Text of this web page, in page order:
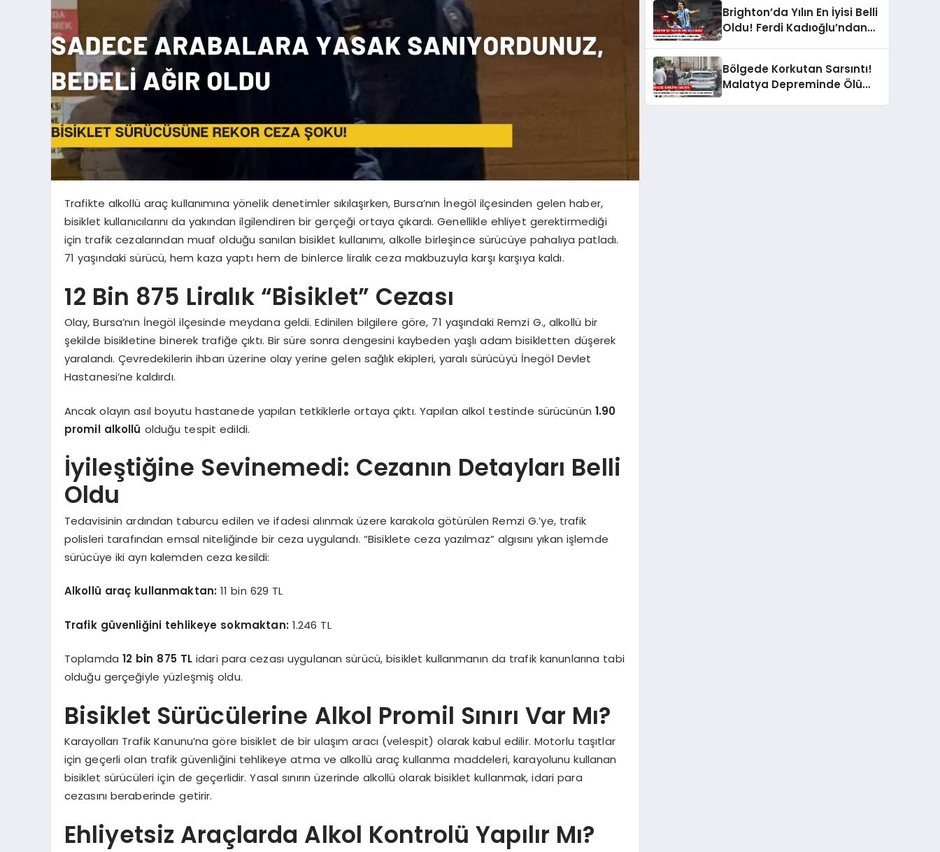
Trafikte alkollü araç kullanımına yönelik denetimler sıkılaşırken, Bursa’nın İnegöl ilçesinden gelen haber,
bisiklet kullanıcılarını da yakından ilgilendiren bir gerçeği ortaya çıkardı. Genellikle ehliyet gerektirmediği
için trafik cezalarından muaf olduğu sanılan bisiklet kullanımı, alkolle birleşince sürücüye pahalıya patladı.
71 yaşındaki sürücü, hem kaza yaptı hem de binlerce liralık ceza makbuzuyla karşı karşıya kaldı.
12 Bin 875 Liralık “Bisiklet” Cezası
Olay, Bursa’nın İnegöl ilçesinde meydana geldi. Edinilen bilgilere göre, 71 yaşındaki Remzi G., alkollü bir
şekilde bisikletine binerek trafiğe çıktı. Bir süre sonra dengesini kaybeden yaşlı adam bisikletten düşerek
yaralandı. Çevredekilerin ihbarı üzerine olay yerine gelen sağlık ekipleri, yaralı sürücüyü İnegöl Devlet
Hastanesi’ne kaldırdı.
Ancak olayın asıl boyutu hastanede yapılan tetkiklerle ortaya çıktı. Yapılan alkol testinde sürücünün 1.90
promil alkollü olduğu tespit edildi.
İyileştiğine Sevinemedi: Cezanın Detayları Belli
Oldu
Tedavisinin ardından taburcu edilen ve ifadesi alınmak üzere karakola götürülen Remzi G.’ye, trafik
polisleri tarafından emsal niteliğinde bir ceza uygulandı. “Bisiklete ceza yazılmaz” algısını yıkan işlemde
sürücüye iki ayrı kalemden ceza kesildi:
Alkollü araç kullanmaktan: 11 bin 629 TL
Trafik güvenliğini tehlikeye sokmaktan: 1.246 TL
Toplamda 12 bin 875 TL idari para cezası uygulanan sürücü, bisiklet kullanmanın da trafik kanunlarına tabi
olduğu gerçeğiyle yüzleşmiş oldu.
Bisiklet Sürücülerine Alkol Promil Sınırı Var Mı?
Karayolları Trafik Kanunu’na göre bisiklet de bir ulaşım aracı (velespit) olarak kabul edilir. Motorlu taşıtlar
için geçerli olan trafik güvenliğini tehlikeye atma ve alkollü araç kullanma maddeleri, karayolunu kullanan
bisiklet sürücüleri için de geçerlidir. Yasal sınırın üzerinde alkollü olarak bisiklet kullanmak, idari para
cezasını beraberinde getirir.
Ehliyetsiz Araçlarda Alkol Kontrolü Yapılır Mı?
Brighton’da Yılın En İyisi Belli
Oldu! Ferdi Kadıoğlu’ndan
Bölgede Korkutan Sarsıntı!
Malatya Depreminde Ölü